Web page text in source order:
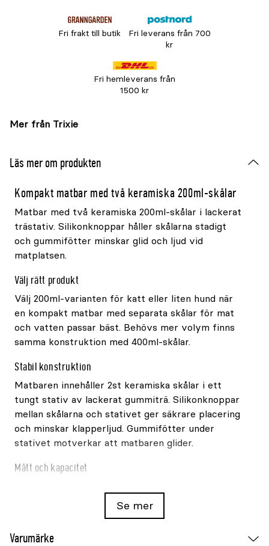
Fri frakt till butik
Fri leverans från 700
kr
Fri hemleverans från
1500 kr
Mer från Trixie
Läs mer om produkten
Kompakt matbar med två keramiska 200ml-skålar
Matbar med två keramiska 200ml-skålar i lackerat
trästativ. Silikonknoppar håller skålarna stadigt
och gummifötter minskar glid och ljud vid
matplatsen.
Välj rätt produkt
Välj 200ml-varianten för katt eller liten hund när
en kompakt matbar med separata skålar för mat
och vatten passar bäst. Behövs mer volym finns
samma konstruktion med 400ml-skålar.
Stabil konstruktion
Matbaren innehåller 2st keramiska skålar i ett
tungt stativ av lackerat gummiträ. Silikonknoppar
mellan skålarna och stativet ger säkrare placering
och minskar klapperljud. Gummifötter under
stativet motverkar att matbaren glider.
Mått och kapacitet
Skålarnas mått: 10cm x 10cm
Se mer
Varumärke